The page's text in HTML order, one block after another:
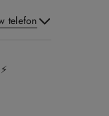
telefon